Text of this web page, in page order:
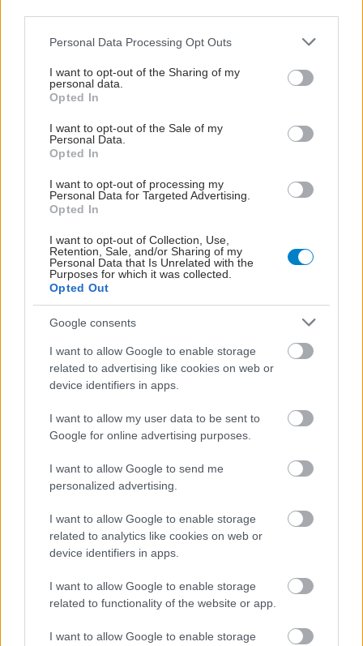
Please note that this website/app uses one or more Google
not limited to your visit or usage behaviour. You may click to
grant or deny consent to Google and its third-party tags to
use your data for below specified purposes in below Google
consent section.
Personal Data Processing Opt Outs
I want to opt-out of the Sharing of my
personal data.
Opted In
I want to opt-out of the Sale of my
Personal Data.
Opted In
I want to opt-out of processing my
Personal Data for Targeted Advertising.
Opted In
I want to opt-out of Collection, Use,
Retention, Sale, and/or Sharing of my
Personal Data that Is Unrelated with the
Purposes for which it was collected.
Opted Out
Google consents
I want to allow Google to enable storage
related to advertising like cookies on web or
device identifiers in apps.
I want to allow my user data to be sent to
Google for online advertising purposes.
I want to allow Google to send me
personalized advertising.
I want to allow Google to enable storage
related to analytics like cookies on web or
device identifiers in apps.
I want to allow Google to enable storage
related to functionality of the website or app.
I want to allow Google to enable storage
ΣΗΜΕΡΑ ΣΤΟ IATRONET.GR
Οι αλλαγές στο σώμα που θεωρούνται φυσιολογικές
με το πέρασμα του χρόνου